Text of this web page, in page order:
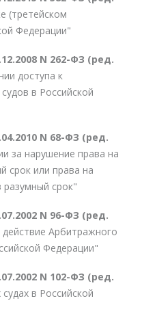
(третейском
Федерации"
N 262-ФЗ (ред.
доступа к
в Российской
N 68-ФЗ (ред.
за нарушение права на
срок или права на
разумный срок"
N 96-ФЗ (ред.
Арбитражного
Федерации"
N 102-ФЗ (ред.
в Российской